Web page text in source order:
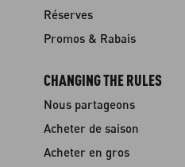
Réserves
Promos & Rabais
CHANGING THE RULES
Nous partageons
Acheter de saison
Acheter en gros